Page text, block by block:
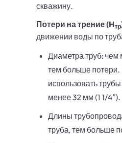
скважину.
Потери на трение (Hтр
движении воды по
Диаметра труб:
тем больше потери.
использовать
менее 32 мм (1 1/4″).
Длины
труба, тем больше